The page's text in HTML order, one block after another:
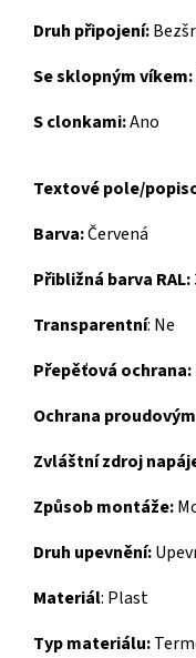
Druh připojení:
Se sklopným víkem:
S clonkami:Ano
Textové pole/
Barva:Červená
Přibližná barva RAL:
Transparentní: Ne
Přepěťová ochrana:
Ochrana
Zvláštní zdroj
Způsob montáže:
Druh upevnění:
Materiál: Plast
Typ materiálu: